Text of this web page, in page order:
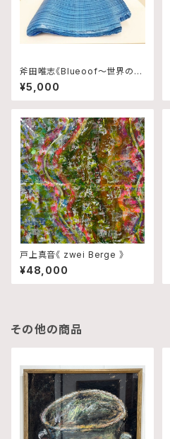
斧田唯志《Blueoof〜世界の真
ん中で輝いた日本政府から千葉
県民へ贈り物〜》
¥5,000
戸上真音《 zwei Berge 》
¥48,000
その他の商品